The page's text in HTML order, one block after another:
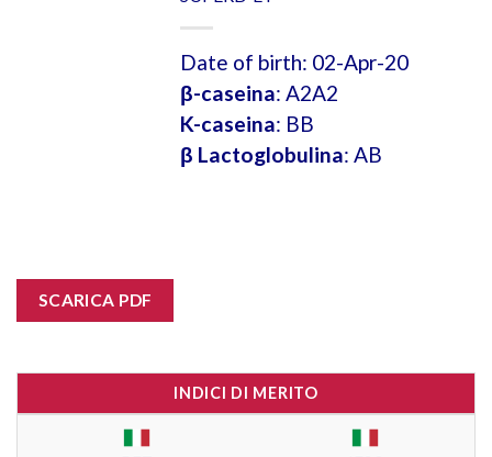
Date of birth: 02-Apr-20
β-caseina: A2A2
K-caseina: BB
β Lactoglobulina: AB
SCARICA PDF
INDICI DI MERITO